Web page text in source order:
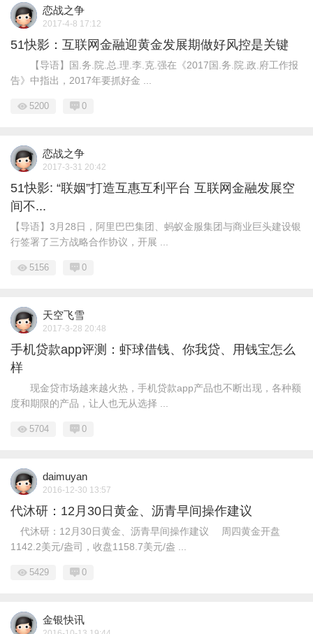
恋战之争
2017-4-8 17:12
51快影：互联网金融迎黄金发展期做好风控是关键
【导语】国.务.院.总.理.李.克.强在《2017国.务.院.政.府工作报
告》中指出，2017年要抓好金 ...
5200 0
恋战之争
2017-3-31 20:42
51快影: “联姻”打造互惠互利平台 互联网金融发展空
间不...
【导语】3月28日，阿里巴巴集团、蚂蚁金服集团与商业巨头建设银
行签署了三方战略合作协议，开展 ...
5156 0
天空飞雪
2017-3-28 20:48
手机贷款app评测：虾球借钱、你我贷、用钱宝怎么
样
现金贷市场越来越火热，手机贷款app产品也不断出现，各种额
度和期限的产品，让人也无从选择 ...
5704 0
daimuyan
2016-12-30 13:57
代沐研：12月30日黄金、沥青早间操作建议
代沐研：12月30日黄金、沥青早间操作建议 周四黄金开盘
1142.2美元/盎司，收盘1158.7美元/盎 ...
5429 0
金银快讯